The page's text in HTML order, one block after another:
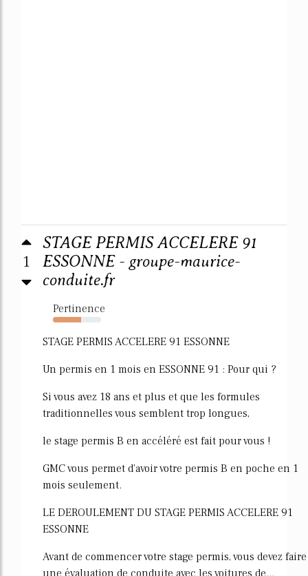
1
STAGE PERMIS ACCELERE 91
ESSONNE - groupe-maurice-
conduite.fr
Pertinence
59%
STAGE PERMIS ACCELERE 91 ESSONNE
Un permis en 1 mois en ESSONNE 91 : Pour qui ?
Si vous avez 18 ans et plus et que les formules
traditionnelles vous semblent trop longues,
le stage permis B en accéléré est fait pour vous !
GMC vous permet d'avoir votre permis B en poche en 1
mois seulement.
LE DEROULEMENT DU STAGE PERMIS ACCELERE 91
ESSONNE
Avant de commencer votre stage permis, vous devez faire
une évaluation de conduite avec les voitures de...